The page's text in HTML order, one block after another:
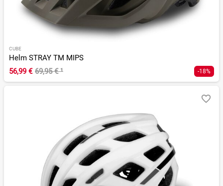
CUBE
Helm STRAY TM MIPS
56,99 € 69,95 €¹ -18%